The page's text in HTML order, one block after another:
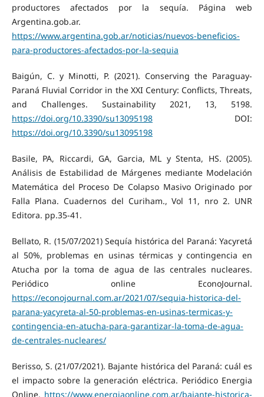
productores afectados por la sequía. Página web
Argentina.gob.ar.
https://www.argentina.gob.ar/noticias/nuevos-beneficios-
para-productores-afectados-por-la-sequia
Baigún, C. y Minotti, P. (2021). Conserving the Paraguay-
Paraná Fluvial Corridor in the XXI Century: Conflicts, Threats,
and Challenges. Sustainability 2021, 13, 5198.
https://doi.org/10.3390/su13095198DOI:
https://doi.org/10.3390/su13095198
Basile, PA, Riccardi, GA, Garcia, ML y Stenta, HS. (2005).
Análisis de Estabilidad de Márgenes mediante Modelación
Matemática del Proceso De Colapso Masivo Originado por
Falla Plana. Cuadernos del Curiham., Vol 11, nro 2. UNR
Editora. pp.35-41.
Bellato, R. (15/07/2021) Sequía histórica del Paraná: Yacyretá
al 50%, problemas en usinas térmicas y contingencia en
Atucha por la toma de agua de las centrales nucleares.
Periódico online EconoJournal.
https://econojournal.com.ar/2021/07/sequia-historica-del-
parana-yacyreta-al-50-problemas-en-usinas-termicas-y-
contingencia-en-atucha-para-garantizar-la-toma-de-agua-
de-centrales-nucleares/
Berisso, S. (21/07/2021). Bajante histórica del Paraná: cuál es
el impacto sobre la generación eléctrica. Periódico Energia
Online. https://www.energiaonline.com.ar/bajante-historica-